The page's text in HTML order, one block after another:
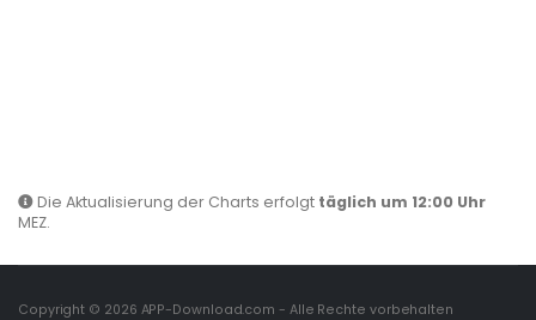
Die Aktualisierung der Charts erfolgt täglich um 12:00 Uhr
MEZ.
Copyright © 2026 APP-Download.com - Alle Rechte vorbehalten